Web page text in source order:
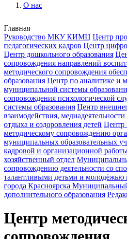
О нас
Главная
Руководство МКУ КИМЦ Центр
педагогических кадров Центр
Центр дошкольного образования
сопровождения направлений
методического сопровождения
образования Центр по аналитике и
муниципальной системы
сопровождения психологической
системы образования Центр
взаимодействия, медиадеятельности
отдыха и оздоровления детей Центр
методическому сопровождению
муниципальных образовательных
кадровой и организационной
хозяйственный отдел
сопровождению деятельности со
талантливыми детьми и молодёжью
города Красноярска
дополнительного образования
Центр